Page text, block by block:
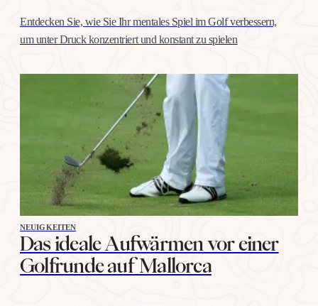
Entdecken Sie, wie Sie Ihr mentales Spiel im Golf verbessern,
um unter Druck konzentriert und konstant zu spielen
NEUIGKEITEN
Das ideale Aufwärmen vor einer
Golfrunde auf Mallorca